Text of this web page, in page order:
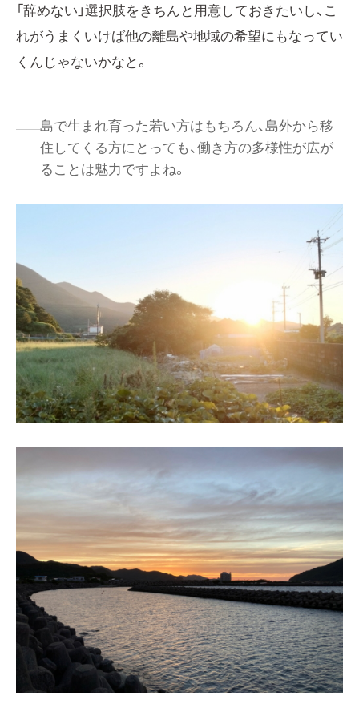
「辞めない」選択肢をきちんと用意しておきたいし、こ
れがうまくいけば他の離島や地域の希望にもなってい
くんじゃないかなと。
島で生まれ育った若い方はもちろん、島外から移
住してくる方にとっても、働き方の多様性が広が
ることは魅力ですよね。